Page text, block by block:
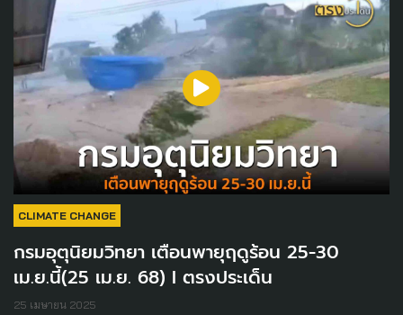
CLIMATE CHANGE
กรมอุตุนิยมวิทยา เตือนพายุฤดูร้อน 25-30
เม.ย.นี้(25 เม.ย. 68) I ตรงประเด็น
25 เมษายน 2025